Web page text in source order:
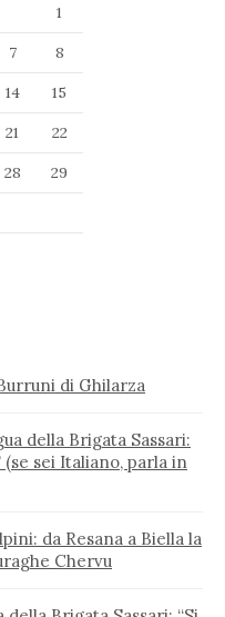
1
7
8
14
15
21
22
28
29
di Ghilarza
della Brigata Sassari:
(se sei Italiano, parla in
da Resana a Biella la
Chervu